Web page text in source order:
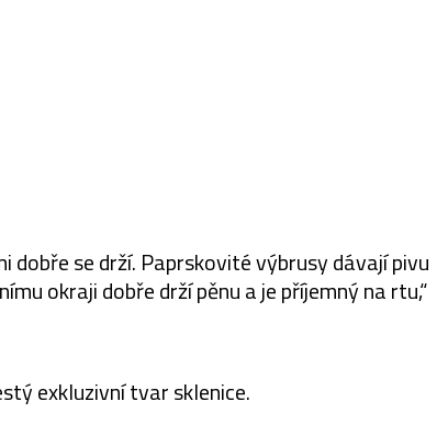
dobře se drží. Paprskovité výbrusy dávají pivu
okraji dobře drží pěnu a je příjemný na rtu,“
exkluzivní tvar sklenice.